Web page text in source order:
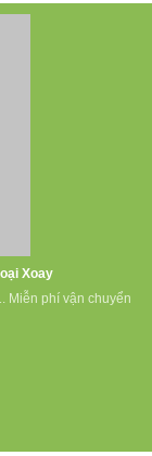
Xoay
Miễn phí vận chuyển